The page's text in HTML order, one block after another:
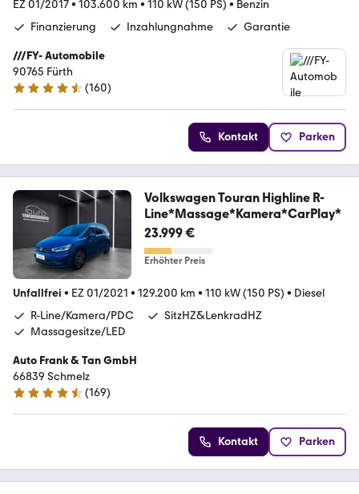
EZ 01/2017• 103.600 km • 110 kW (150 PS) • Benzin
Finanzierung
Inzahlungnahme Garantie
///FY- Automobile
90765 Fürth
4.3 Sterne
(160)
Kontakt Parken
Volkswagen Touran Highline R-
Line*Massage*Kamera*CarPlay*
23.999 €
Erhöhter Preis
Unfallfrei • EZ 01/2021 • 129.200 km • 110 kW (150 PS) • Diesel
R-Line/Kamera/PDC
SitzHZ&LenkradHZ
Massagesitze/LED
Auto Frank & Tan GmbH
66839 Schmelz
4.6 Sterne
(169)
Kontakt Parken